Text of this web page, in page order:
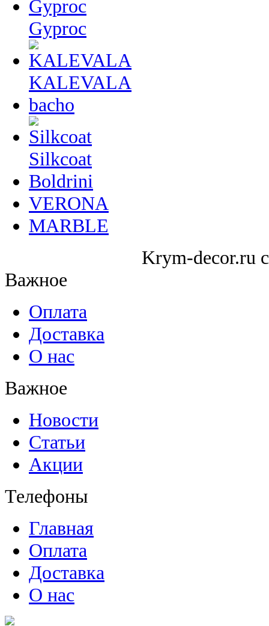
Gyproc
KALEVALA
bacho
Silkcoat
Boldrini
VERONA
MARBLE
Krym-decor.ru
Важное
Оплата
Доставка
О нас
Важное
Новости
Статьи
Акции
Телефоны
Главная
Оплата
Доставка
О нас